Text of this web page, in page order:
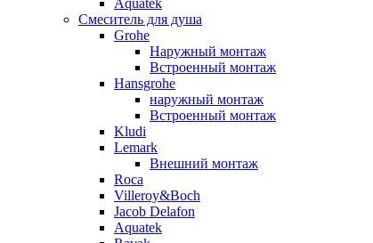
Aquatek
Смеситель для душа
Grohe
Наружный монтаж
Встроенный монтаж
Hansgrohe
наружный монтаж
Встроенный монтаж
Kludi
Lemark
Внешний монтаж
Roca
Villeroy&Boch
Jacob Delafon
Aquatek